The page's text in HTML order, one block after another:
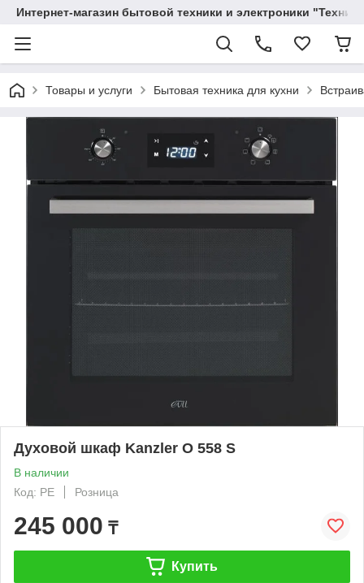
Интернет-магазин бытовой техники и электроники
Товары и услуги Бытовая техника для кухни
Духовой шкаф Kanzler O 558 S
В наличии
Код: PE
Розница
245 000 ₸
Купить